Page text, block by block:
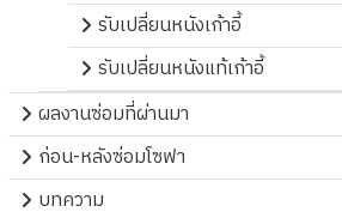
รับเปลี่ยนหนังเก้าอี้
รับเปลี่ยนหนังแท้เก้าอี้
ผลงานซ่อมที่ผ่านมา
ก่อน-หลังซ่อมโซฟา
บทความ